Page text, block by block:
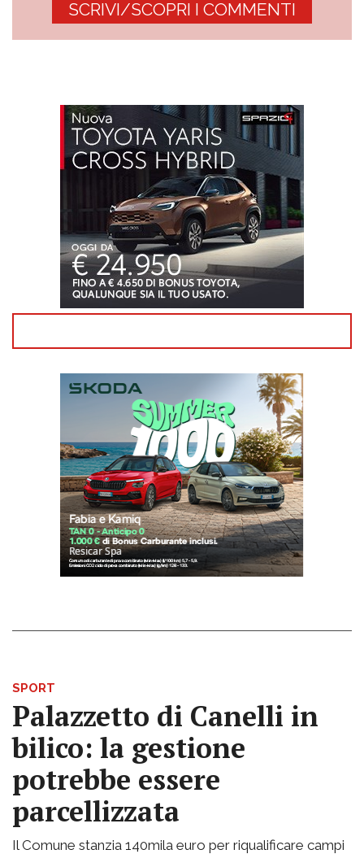
SCRIVI/SCOPRI I COMMENTI
SPORT
Palazzetto di Canelli in
bilico: la gestione
potrebbe essere
parcellizzata
Il Comune stanzia 140mila euro per riqualificare campi